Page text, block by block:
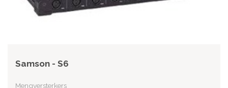
Samson - S6
Mengversterkers